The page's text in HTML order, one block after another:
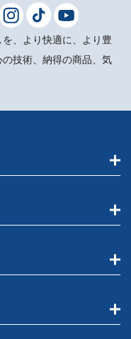
、より快適に、より豊
技術、納得の商品、気